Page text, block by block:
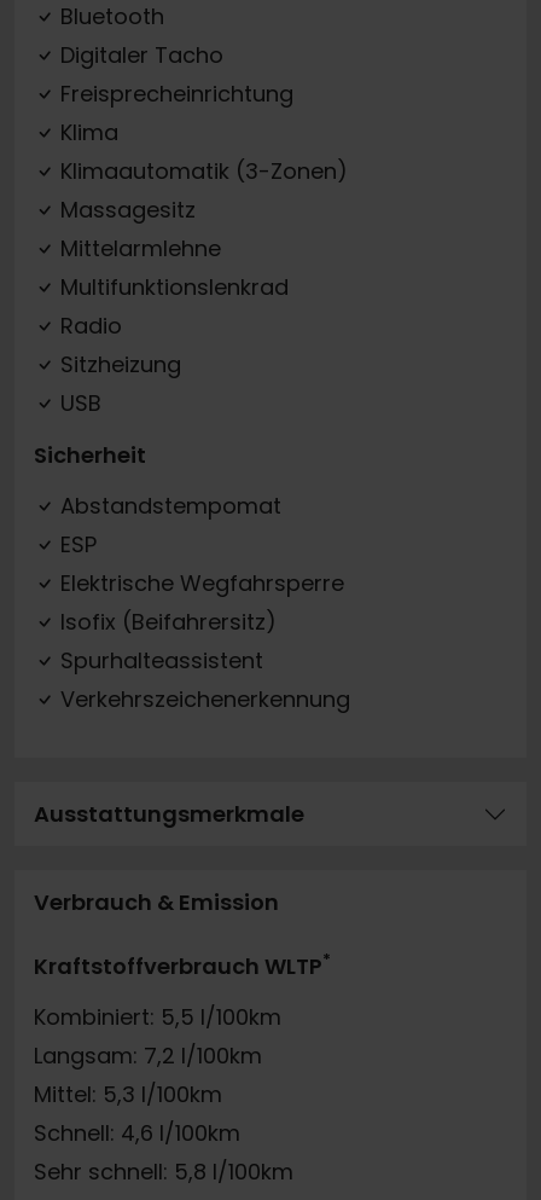
Bluetooth
Digitaler Tacho
Freisprecheinrichtung
Klima
Klimaautomatik (3-Zonen)
Massagesitz
Mittelarmlehne
Multifunktionslenkrad
Radio
Sitzheizung
USB
Sicherheit
Abstandstempomat
ESP
Elektrische Wegfahrsperre
Isofix (Beifahrersitz)
Spurhalteassistent
Verkehrszeichenerkennung
Ausstattungsmerkmale
Verbrauch & Emission
Kraftstoffverbrauch WLTP*
Kombiniert: 5,5 l/100km
Langsam: 7,2 l/100km
Mittel: 5,3 l/100km
Schnell: 4,6 l/100km
Sehr schnell: 5,8 l/100km